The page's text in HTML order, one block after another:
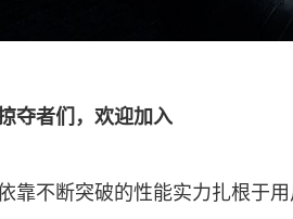
夺者们，欢迎加入
靠不断突破的性能实力扎根于